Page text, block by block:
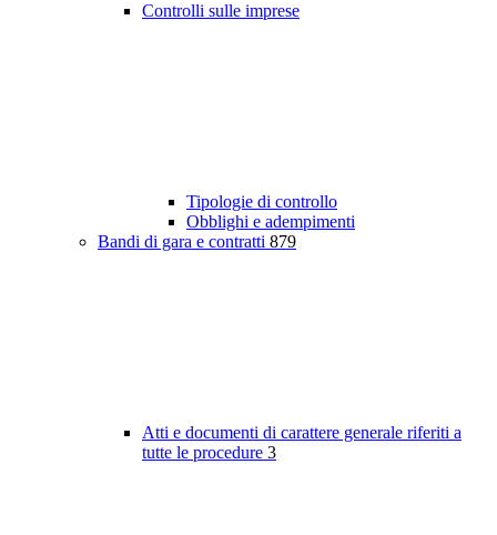
Controlli sulle imprese
Tipologie di controllo
Obblighi e adempimenti
Bandi di gara e contratti 879
Atti e documenti di carattere generale riferiti a
tutte le procedure 3